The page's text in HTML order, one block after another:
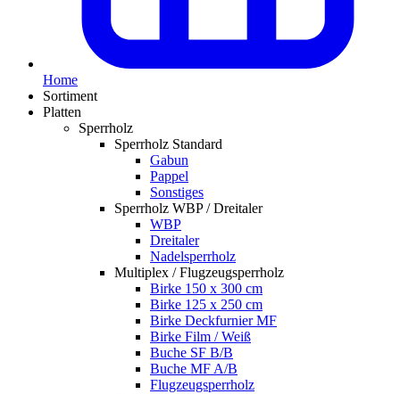
Home
Sortiment
Platten
Sperrholz
Sperrholz Standard
Gabun
Pappel
Sonstiges
Sperrholz WBP / Dreitaler
WBP
Dreitaler
Nadelsperrholz
Multiplex / Flugzeugsperrholz
Birke 150 x 300 cm
Birke 125 x 250 cm
Birke Deckfurnier MF
Birke Film / Weiß
Buche SF B/B
Buche MF A/B
Flugzeugsperrholz